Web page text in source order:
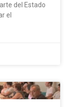
del Estado
el